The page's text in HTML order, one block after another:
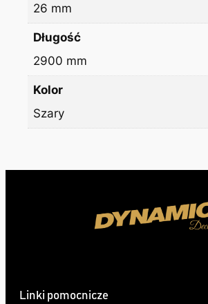
26 mm
Długość
2900 mm
Kolor
Szary
Linki pomocnicze